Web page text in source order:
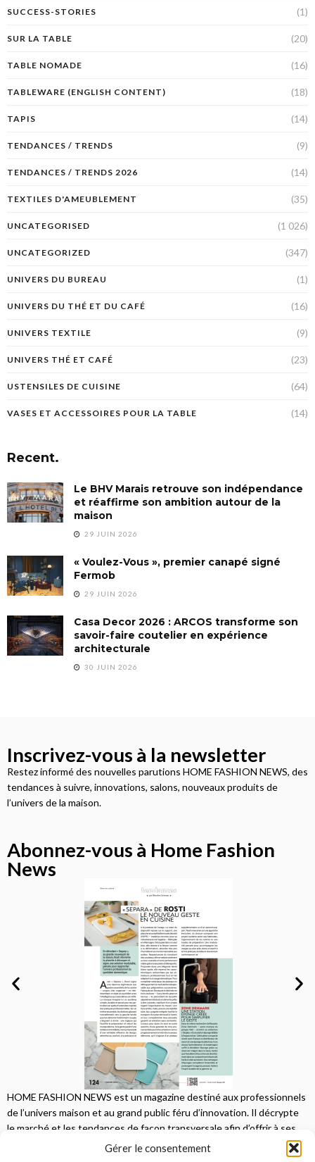
Gérer le consentement
SUCCESS-STORIES (1)
SUR LA TABLE (20)
TABLE NOMADE (16)
TABLEWARE (ENGLISH CONTENT) (18)
TAPIS (14)
TENDANCES / TRENDS (9)
TENDANCES / TRENDS 2026 (14)
TEXTILES D'AMEUBLEMENT (35)
UNCATEGORISED (1 026)
UNCATEGORIZED (347)
UNIVERS DU BUREAU (1)
UNIVERS DU THÉ ET DU CAFÉ (16)
UNIVERS TEXTILE (9)
UNIVERS THÉ ET CAFÉ (23)
USTENSILES DE CUISINE (64)
VASES ET ACCESSOIRES POUR LA TABLE (14)
Recent.
Le BHV Marais retrouve son indépendance
et réaffirme son ambition autour de la
maison
29 JUIN 2026
« Voulez-Vous », premier canapé signé
Fermob
29 JUIN 2026
Casa Decor 2026 : ARCOS transforme son
savoir-faire coutelier en expérience
architecturale
30 JUIN 2026
Inscrivez-vous à la newsletter
Restez informé des nouvelles parutions HOME FASHION NEWS, des
tendances à suivre, innovations, salons, nouveaux produits de
l’univers de la maison.
Abonnez-vous à Home Fashion
News
HOME FASHION NEWS est un magazine destiné aux professionnels
de l’univers maison et au grand public féru d’innovation. Il décrypte
le marché et les tendances de façon transversale afin d’offrir à ses
lecteurs une vision complète.